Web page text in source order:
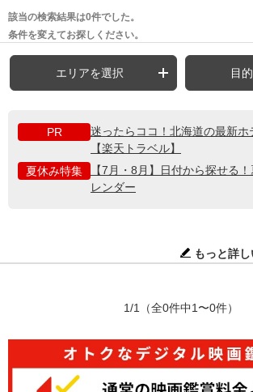
該当の検索結果は0件でした。
条件を変えてお探しください。
エリアを選択 目
PR
迷ったらココ！北海道の最新ホ
【楽天トラベル】
夏休み特集
【7月・8月】日付から探せる
レンダー
もっと詳
1/1 （全0件中1〜0件）